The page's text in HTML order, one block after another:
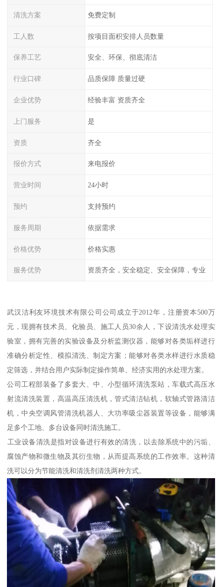
清洗方案 免费定制
工人数 按项目面积安排人员数量
保养工艺 安全、环保、彻底清洁
行业口碑 品质保障 质量过硬
企业优势 经验丰富 资质齐全
上门服务 是
资质 齐全
报价方式 来电报价
营业时间 24小时
预约 支持预约
服务周期 依据需求
价格优势 价格实惠
服务优势 资质齐全，安全稳定、安全保障，专业
武汉洁利友环境技术有限公司公司成立于2012年，注册资本500万
元，现拥有技术员、化验员、施工人员30余人，下设清洗水处理实
验室，拥有完善的实验设备及分析监测仪器，能够对各类垢样进行
准确分析定性、模拟清洗、制定方案；能够对各类水样进行水质稳
定筛选，并结合用户实际制定操作简单、经济实用的水处理方案。
公司工程部装备了多套大、中、小型循环清洗泵站，车载式高压水
射流清洗装置，高温高压清洗机，管式清洁钻机，软轴式管路清洁
机，中央空调风管清洗机器人、大功率吸尘器装置等设备，能够满
足多个工地、多台设备同时清洗施工。
‌工业设备清洗‌是指对设备进行有效的清洗，以去除系统中的污垢、
腐蚀产物和微生物及其衍生物，从而提高系统的工作效率。这种清
洗可以分为节能清洗和清洗剂清洗两种方式。‌